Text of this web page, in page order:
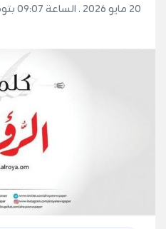
20 مايو 2026 . الساعة 09:07 بتوقيت مسقط